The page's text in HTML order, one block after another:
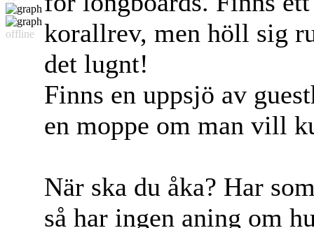
offline
korallrev, men höll sig
det lugnt!
Finns en uppsjö av
en moppe om man vill
När ska du åka? Har
så har ingen aning om